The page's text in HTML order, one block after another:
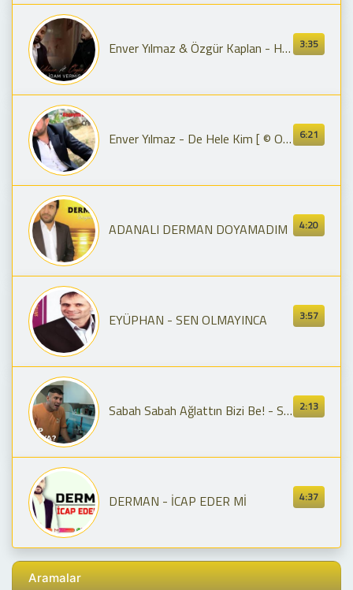
3:35
Enver Yılmaz & Özgür Kaplan - Hakim İdam Vermiş Gibi
6:21
Enver Yılmaz - De Hele Kim [ © Official Audio ]
4:20
ADANALI DERMAN DOYAMADIM
3:57
EYÜPHAN - SEN OLMAYINCA
2:13
Sabah Sabah Ağlattın Bizi Be! - Sıfır Bir
4:37
DERMAN - İCAP EDER Mİ
Aramalar